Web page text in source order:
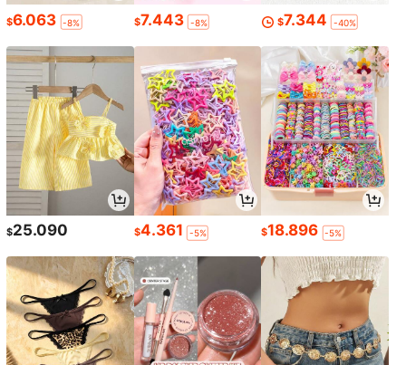
$6.063 -8% $7.443 -8% $7.344 -40%
$25.090 $4.361 -5% $18.896 -5%